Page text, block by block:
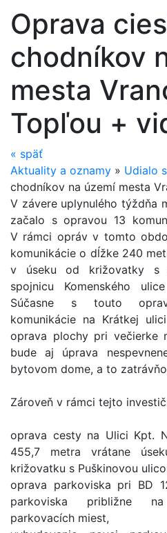
Oprava
chodníkov
mesta
Topľou +
« späť
Aktuality a oznamy » Udialo
chodníkov na území mesta
V závere uplynulého týždňa
začalo s opravou 13
V rámci opráv v tomto
komunikácie o dĺžke 240
v úseku od križovatky s
spojnicu Komenského
Súčasne s touto
komunikácie na Krátkej
oprava plochy pri večierke
bude aj úprava
bytovom dome, a to
Zároveň v rámci tejto
oprava cesty na Ulici Kpt.
455,7 metra vrátane
križovatku s Puškinovou
oprava parkoviska pri BD
parkoviska približne
parkovacích miest,